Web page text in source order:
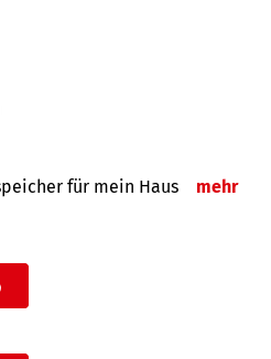
für mein Haus mehr